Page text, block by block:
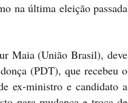
na última eleição passada
Maia (União Brasil), deve
(PDT), que recebeu o
ex-ministro e candidato a